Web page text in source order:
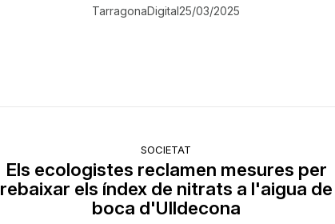
TarragonaDigital25/03/2025
SOCIETAT
Els ecologistes reclamen mesures per
rebaixar els índex de nitrats a l'aigua de
boca d'Ulldecona